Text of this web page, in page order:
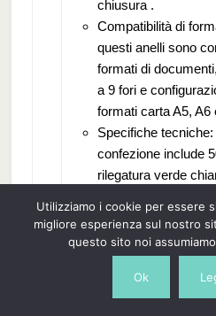
chiusura .
Compatibilità di
questi anelli sono
formati di
a 9 fori e
formati carta A5, A6
Specifiche
confezione include
rilegatura verde
e gestione di
Utilizziamo i cookie per essere
migliore esperienza sul nostro
questo sito noi
Ok